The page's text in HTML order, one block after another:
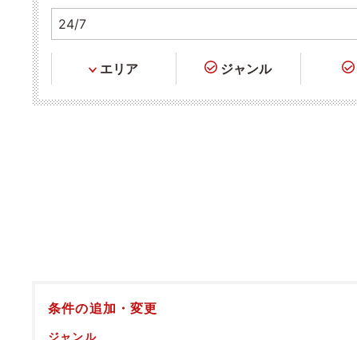
エリア ジャンル
条件の追加・変更
ジャンル